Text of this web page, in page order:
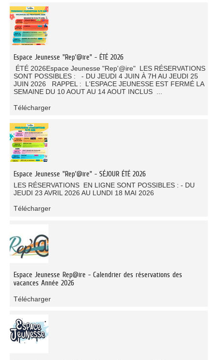
Espace Jeunesse "Rep'@ire" - ÉTÉ 2026
ÉTÉ 2026Espace Jeunesse "Rep'@ire" LES RÉSERVATIONS
SONT POSSIBLES : - DU JEUDI 4 JUIN À 7H AU JEUDI 25
JUIN 2026 RAPPEL : L'ESPACE JEUNESSE EST FERMÉ LA
SEMAINE DU 10 AOUT AU 14 AOUT INCLUS ...
Télécharger
Espace Jeunesse "Rep'@ire" - SÉJOUR ÉTÉ 2026
LES RÉSERVATIONS EN LIGNE SONT POSSIBLES : - DU
JEUDI 23 AVRIL 2026 AU LUNDI 18 MAI 2026
Télécharger
Espace Jeunesse Rep@ire - Calendrier des réservations des
vacances Année 2026
Télécharger